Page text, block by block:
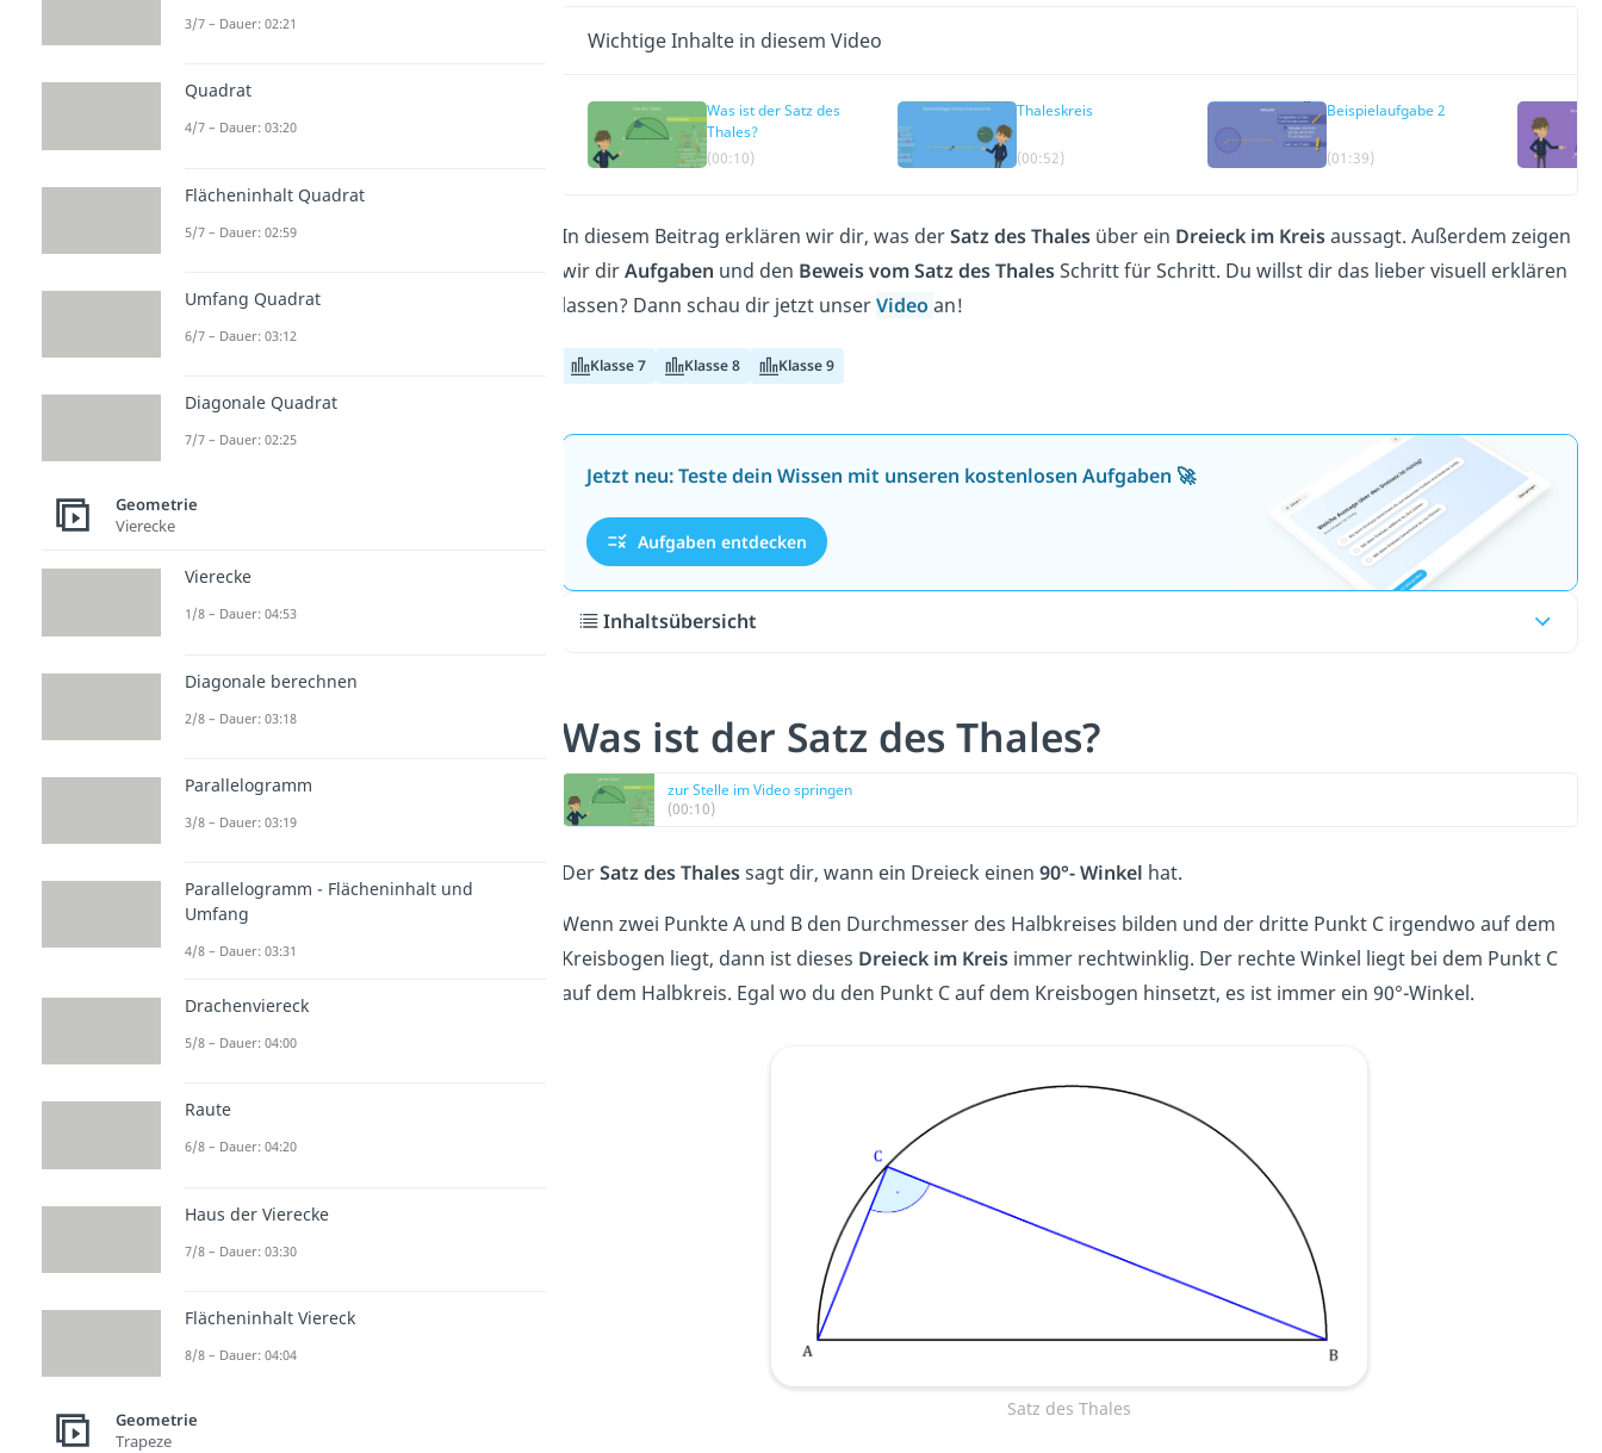
Wichtige Inhalte in diesem Video
Was ist der Satz des
Thales?
(00:10)
Thaleskreis
(00:52)
Beispielaufgabe 2
(01:39)
In diesem Beitrag erklären wir dir, was derSatz des Thalesüber ein Dreieck im Kreisaussagt. Außerdem zeigen
wir dirAufgaben und den Beweis vom Satz des ThalesSchritt für Schritt. Du willst dir das lieber visuell erklären
lassen? Dann schau dir jetzt unserVideo an!
Klasse 7 Klasse 8 Klasse 9
Jetzt neu: Teste dein Wissen mit unseren kostenlosen Aufgaben 🚀
Aufgaben entdecken
Inhaltsübersicht
Was ist der Satz des Thales?
zur Stelle im Video springen
(00:10)
DerSatz des Thalessagt dir, wann ein Dreieck einen 90°- Winkel hat.
Wenn zwei Punkte A und B den Durchmesser des Halbkreises bilden und der dritte Punkt C irgendwo auf dem
Kreisbogen liegt, dann ist dieses Dreieck im Kreisimmer rechtwinklig. Der rechte Winkel liegt bei dem Punkt C
auf dem Halbkreis. Egal wo du den Punkt C auf dem Kreisbogen hinsetzt, es ist immer ein 90°-Winkel.
Satz des Thales
3/7 – Dauer: 02:21
Quadrat
4/7 – Dauer: 03:20
Flächeninhalt Quadrat
5/7 – Dauer: 02:59
Umfang Quadrat
6/7 – Dauer: 03:12
Diagonale Quadrat
7/7 – Dauer: 02:25
Geometrie
Vierecke
Vierecke
1/8 – Dauer: 04:53
Diagonale berechnen
2/8 – Dauer: 03:18
Parallelogramm
3/8 – Dauer: 03:19
Parallelogramm - Flächeninhalt und
Umfang
4/8 – Dauer: 03:31
Drachenviereck
5/8 – Dauer: 04:00
Raute
6/8 – Dauer: 04:20
Haus der Vierecke
7/8 – Dauer: 03:30
Flächeninhalt Viereck
8/8 – Dauer: 04:04
Geometrie
Trapeze